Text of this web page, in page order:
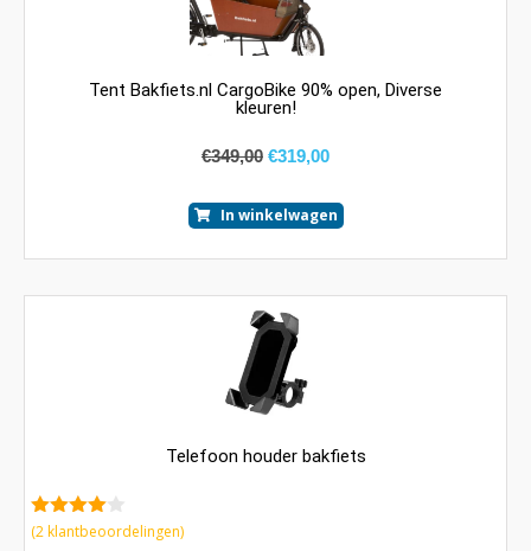
Tent Bakfiets.nl CargoBike 90% open, Diverse
kleuren!
€349,00 €319,00
In winkelwagen
Telefoon houder bakfiets
4.00van
(2klantbeoordelingen)